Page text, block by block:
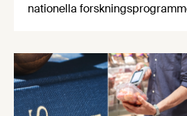
nationella
en motståndskraftig
båda syftar till att bana väg för
stärker Sveriges